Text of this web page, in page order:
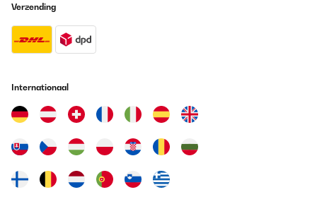
Verzending
Internationaal